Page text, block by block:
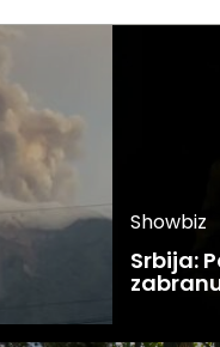
Showbiz
Srbija: